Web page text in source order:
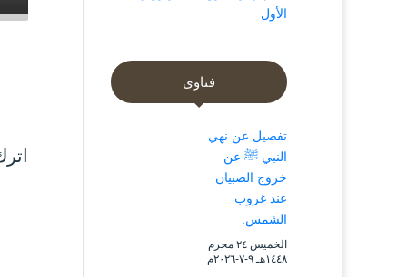
الأول
فتاوى
تفصيل عن نهي
النبي ﷺ عن
خروج الصبيان
عند غروب
الشمس.
الخميس ۲٤ محرم
۱٤٤۸هـ ۹-۷-۲۰۲٦م